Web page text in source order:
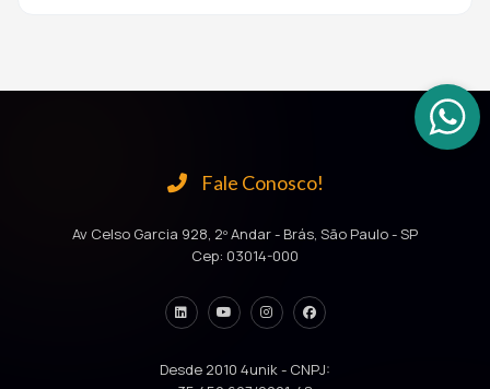
Fale Conosco!
Av Celso Garcia 928, 2º Andar - Brás, São Paulo - SP
Cep: 03014-000
Desde 2010 4unik - CNPJ: